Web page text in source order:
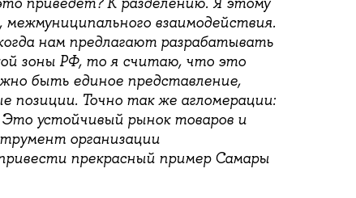
взаимодействия.
нам предлагают разрабатывать
зоны РФ, то я считаю, что это
быть единое представление,
позиции. Точно так же агломерации:
устойчивый рынок товаров и
организации
прекрасный пример Самары